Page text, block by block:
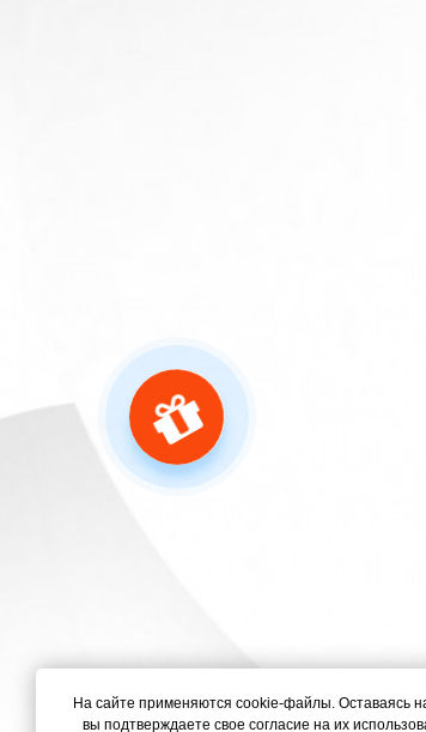
На сайте применяются cookie-файлы. Оставаясь
вы подтверждаете свое согласие на их